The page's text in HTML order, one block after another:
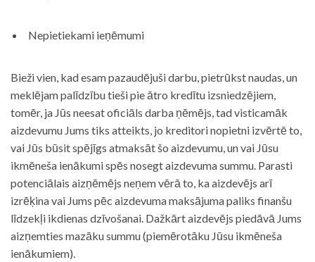
Nepietiekami ieņēmumi
Bieži vien, kad esam pazaudējuši darbu, pietrūkst naudas, un
meklējam palīdzību tieši pie ātro kredītu izsniedzējiem,
tomēr, ja Jūs neesat oficiāls darba ņēmējs, tad visticamāk
aizdevumu Jums tiks atteikts, jo kreditori nopietni izvērtē to,
vai Jūs būsit spējīgs atmaksāt šo aizdevumu, un vai Jūsu
ikmēneša ienākumi spēs nosegt aizdevuma summu. Parasti
potenciālais aizņēmējs neņem vērā to, ka aizdevējs arī
izrēķina vai Jums pēc aizdevuma maksājuma paliks finanšu
līdzekļi ikdienas dzīvošanai. Dažkārt aizdevējs piedāvā Jums
aizņemties mazāku summu (piemērotāku Jūsu ikmēneša
ienākumiem).